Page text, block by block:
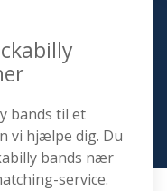
bands til et
vi hjælpe dig. Du
bands nær
service.